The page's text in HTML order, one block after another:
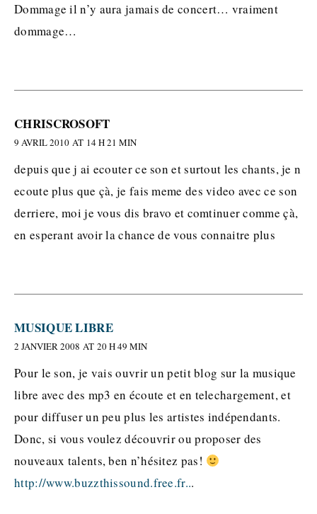
Dommage il n’y aura jamais de concert… vraiment
dommage…
CHRISCROSOFT
9 AVRIL 2010 AT 14 H 21 MIN
depuis que j ai ecouter ce son et surtout les chants, je n
ecoute plus que çà, je fais meme des video avec ce son
derriere, moi je vous dis bravo et comtinuer comme çà,
en esperant avoir la chance de vous connaitre plus
MUSIQUE LIBRE
2 JANVIER 2008 AT 20 H 49 MIN
Pour le son, je vais ouvrir un petit blog sur la musique
libre avec des mp3 en écoute et en telechargement, et
pour diffuser un peu plus les artistes indépendants.
Donc, si vous voulez découvrir ou proposer des
nouveaux talents, ben n’hésitez pas!
http://www.buzzthissound.free.fr...